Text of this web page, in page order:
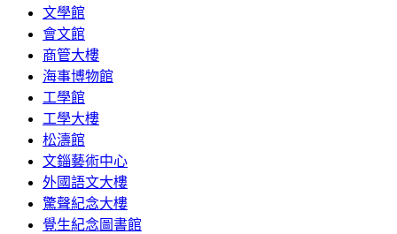
文學館
會文館
商管大樓
海事博物館
工學館
工學大樓
松濤館
文錙藝術中心
外國語文大樓
驚聲紀念大樓
覺生紀念圖書館